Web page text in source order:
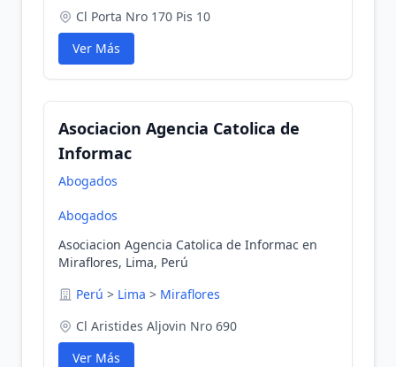
Cl Porta Nro 170 Pis 10
Ver Más
Asociacion Agencia Catolica de
Informac
Abogados
Abogados
Asociacion Agencia Catolica de Informac en
Miraflores, Lima, Perú
Perú > Lima > Miraflores
Cl Aristides Aljovin Nro 690
Ver Más